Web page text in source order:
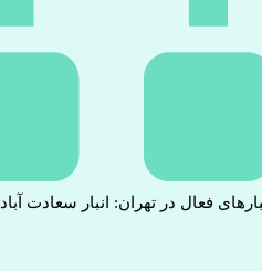
فعال در تهران: انبار سعادت آباد